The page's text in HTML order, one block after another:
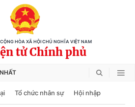
HÒA XÃ HỘI CHỦ NGHĨA VIỆT NAM
tử Chính phủ
Tổ chức nhân sự Hội nhập